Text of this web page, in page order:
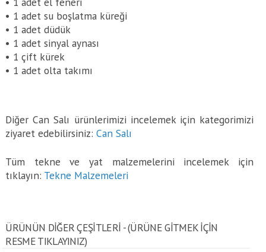
• 1 adet su boşlatma küreği
• 1 adet düdük
• 1 adet sinyal aynası
• 1 çift kürek
• 1 adet olta takımı
Diğer Can Salı ürünlerimizi incelemek için kategorimizi
ziyaret edebilirsiniz:Can Salı
Tüm tekne ve yat malzemelerini incelemek için
tıklayın: Tekne Malzemeleri
ÜRÜNÜN DİĞER ÇEŞİTLERİ - (ÜRÜNE GITMEK IÇIN
RESME TIKLAYINIZ)